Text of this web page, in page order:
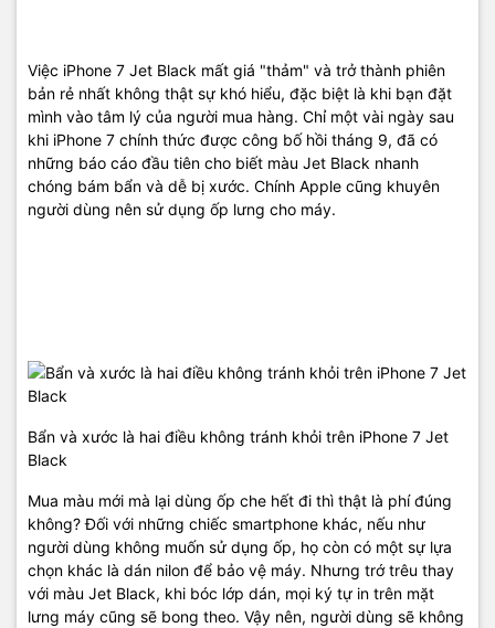
Việc iPhone 7 Jet Black mất giá "thảm" và trở thành phiên
bản rẻ nhất không thật sự khó hiểu, đặc biệt là khi bạn đặt
mình vào tâm lý của người mua hàng. Chỉ một vài ngày sau
khi iPhone 7 chính thức được công bố hồi tháng 9, đã có
những báo cáo đầu tiên cho biết màu Jet Black nhanh
chóng bám bẩn và dễ bị xước. Chính Apple cũng khuyên
người dùng nên sử dụng ốp lưng cho máy.
Bẩn và xước là hai điều không tránh khỏi trên iPhone 7 Jet
Black
Mua màu mới mà lại dùng ốp che hết đi thì thật là phí đúng
không? Đối với những chiếc smartphone khác, nếu như
người dùng không muốn sử dụng ốp, họ còn có một sự lựa
chọn khác là dán nilon để bảo vệ máy. Nhưng trớ trêu thay
với màu Jet Black, khi bóc lớp dán, mọi ký tự in trên mặt
lưng máy cũng sẽ bong theo. Vậy nên, người dùng sẽ không